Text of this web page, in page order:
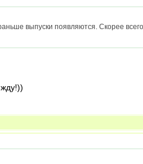
выпуски появляются. Скорее